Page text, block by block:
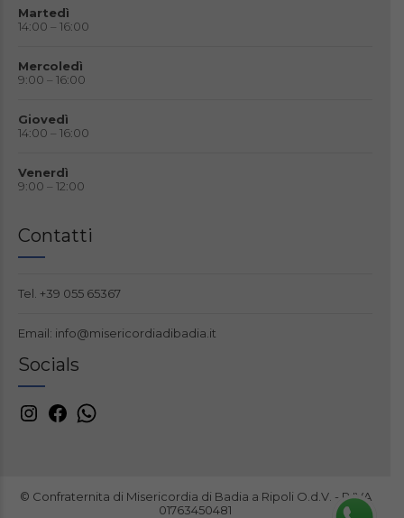
Martedì
14:00 – 16:00
Mercoledì
9:00 – 16:00
Giovedì
14:00 – 16:00
Venerdì
9:00 – 12:00
Contatti
Tel. +39 055 65367
Email: info@misericordiadibadia.it
Socials
© Confraternita di Misericordia di Badia a Ripoli O.d.V. - P.IVA
01763450481